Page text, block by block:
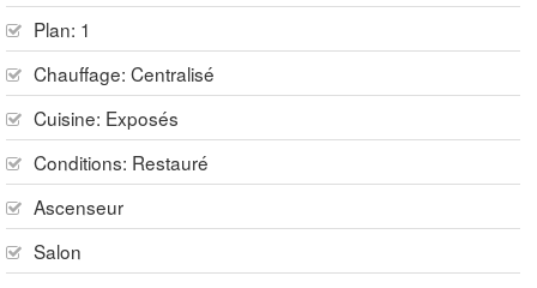
Plan: 1
Chauffage: Centralisé
Cuisine: Exposés
Conditions: Restauré
Ascenseur
Salon